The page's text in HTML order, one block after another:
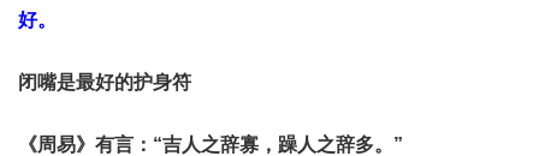
好。
闭嘴是最好的护身符
《周易》有言：“吉人之辞寡，躁人之辞多。”